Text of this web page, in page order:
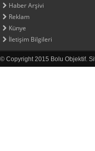
Haber Arşivi
Reklam
Künye
İletişim Bilgileri
© Copyright 2015 Bolu Objektif.